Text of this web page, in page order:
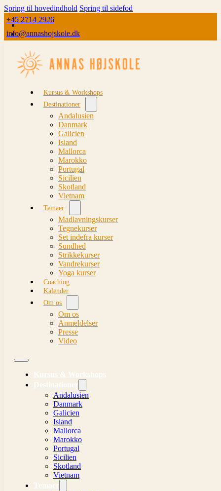
Spring til hovedindhold Spring til sidefod
+45 2714 2926
info@annashojskole.dk
Kursus & Workshops
Destinationer
Andalusien
Danmark
Galicien
Island
Mallorca
Marokko
Portugal
Sicilien
Skotland
Vietnam
Temaer
Madlavningskurser
Tegnekurser
Set indefra kurser
Sundhed
Strikkekurser
Vandrekurser
Yoga kurser
Coaching
Kalender
Om os
Om os
Anmeldelser
Presse
Video
Kursus & Workshops
Destinationer
Andalusien
Danmark
Galicien
Island
Mallorca
Marokko
Portugal
Sicilien
Skotland
Vietnam
Temaer